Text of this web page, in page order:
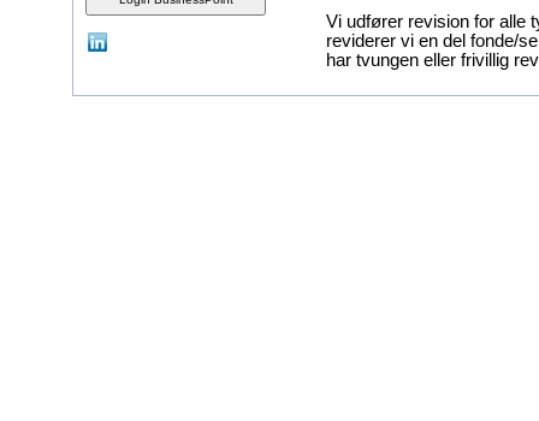
Vi udfører revision for alle
reviderer vi en del fonde/
har tvungen eller frivillig